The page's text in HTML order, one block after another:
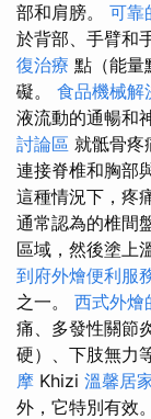
部和肩膀。 可靠
於背部、手臂和
復治療 點（能量
礙。 食品機械解
液流動的通暢和
討論區 就骶骨疼
連接脊椎和胸部
這種情況下，疼
通常認為的椎間
區域，然後塗上
到府外燴便利服
之一。 西式外燴
痛、多發性關節
硬）、下肢無力
摩 Khizi 溫馨居
外，它特別有效